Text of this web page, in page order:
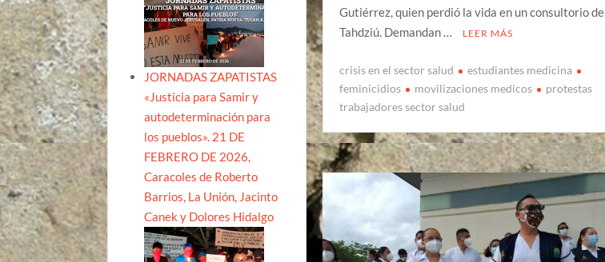
Gutiérrez, quien perdió la vida en un consultorio de
Tahdziú. Demandan …
LEER MÁS
crisis en el sector salud
estudiantes medicina
feminicidios
movilizaciones medicos
protestas
trabajadores sector salud
JORNADAS ZAPATISTAS
«Justicia para Samir y
autodeterminación para
los pueblos». 21 DE
FEBRERO DE 2026,
Caracoles de Roberto
Barrios, La Unión, Jacinto
Canek y Dolores Hidalgo